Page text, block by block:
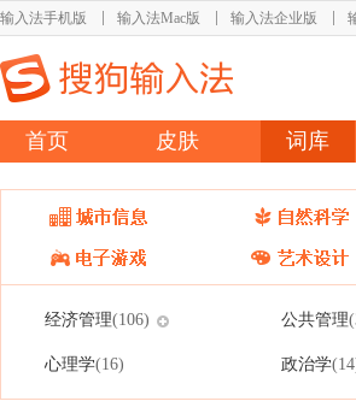
输入法手机版 输入法Mac版 输入法企业版
首页 皮肤 词库
经济管理(106) 公共管理
心理学(16) 政治学